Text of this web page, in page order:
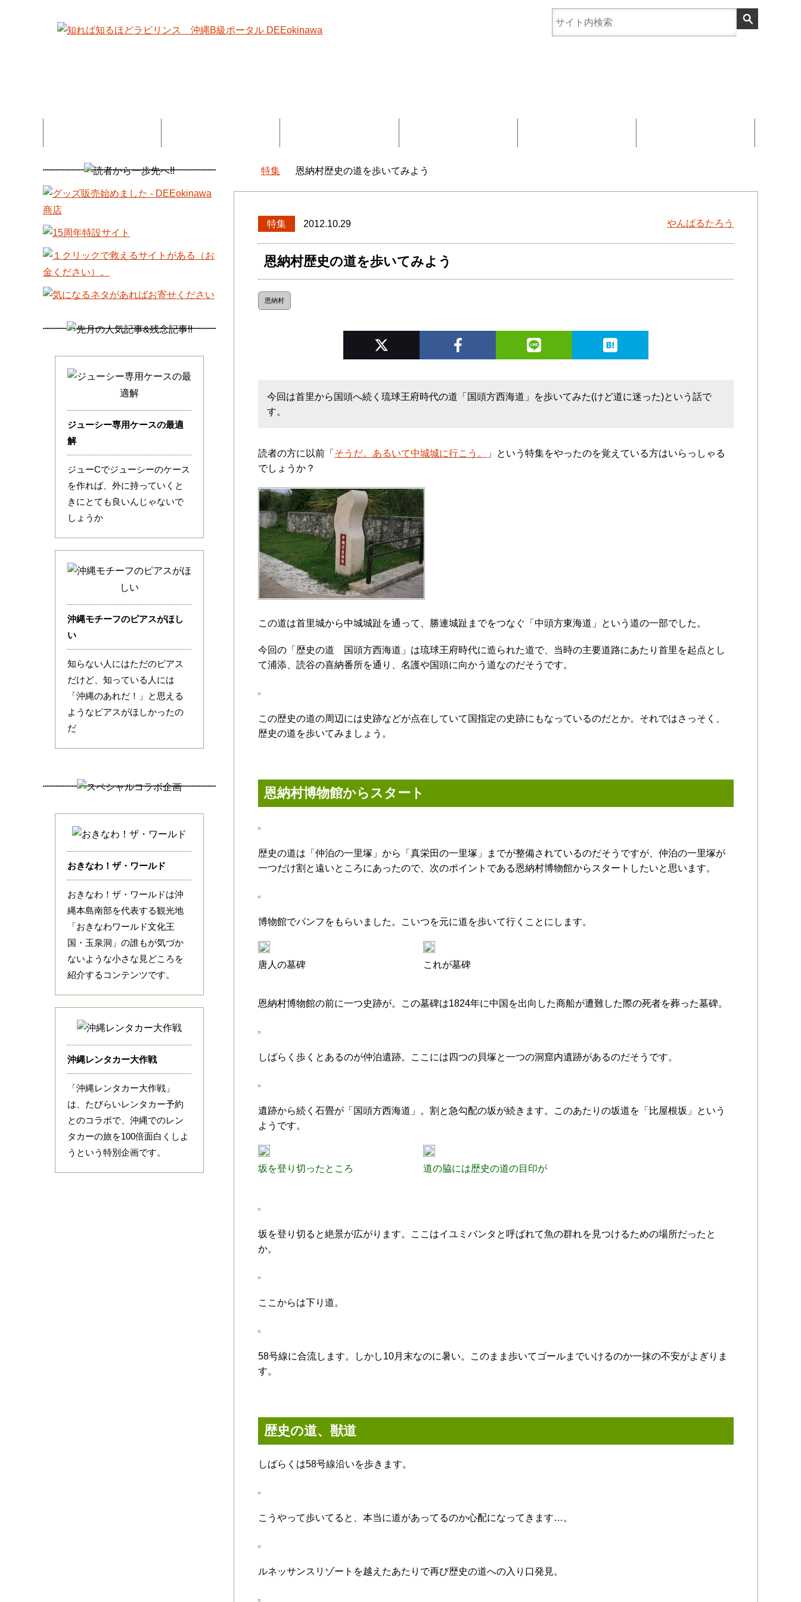
DEEokinawaトップ
特集 恩納村歴史の道を歩いてみよう
特集 2012.10.29 やんばるたろう
恩納村歴史の道を歩いてみよう
恩納村
今回は首里から国頭へ続く琉球王府時代の道「国頭方西海道」を歩いてみた(けど道に迷った)という話で
す。
読者の方に以前「 そうだ。あるいて中城城に行こう。
」という特集をやったのを覚えている方はいらっしゃる
でしょうか？
この道は首里城から中城城趾を通って、勝連城趾までをつなぐ「中頭方東海道」という道の一部でした。
今回の「歴史の道 国頭方西海道」は琉球王府時代に造られた道で、当時の主要道路にあたり首里を起点とし
て浦添、読谷の喜納番所を通り、名護や国頭に向かう道なのだそうです。
この歴史の道の周辺には史跡などが点在していて国指定の史跡にもなっているのだとか。それではさっそく、
歴史の道を歩いてみましょう。
恩納村博物館からスタート
歴史の道は「仲泊の一里塚」から「真栄田の一里塚」までが整備されているのだそうですが、仲泊の一里塚が
一つだけ割と遠いところにあったので、次のポイントである恩納村博物館からスタートしたいと思います。
博物館でパンフをもらいました。こいつを元に道を歩いて行くことにします。
唐人の墓碑 これが墓碑
恩納村博物館の前に一つ史跡が。この墓碑は1824年に中国を出向した商船が遭難した際の死者を葬った墓碑。
しばらく歩くとあるのが仲泊遺跡。ここには四つの貝塚と一つの洞窟内遺跡があるのだそうです。
遺跡から続く石畳が「国頭方西海道」。割と急勾配の坂が続きます。このあたりの坂道を「比屋根坂」という
ようです。
坂を登り切ったところ 道の脇には歴史の道の目印が
坂を登り切ると絶景が広がります。ここはイユミバンタと呼ばれて魚の群れを見つけるための場所だったと
か。
ここからは下り道。
58号線に合流します。しかし10月末なのに暑い。このまま歩いてゴールまでいけるのか一抹の不安がよぎりま
す。
歴史の道、獣道
しばらくは58号線沿いを歩きます。
こうやって歩いてると、本当に道があってるのか心配になってきます…。
ルネッサンスリゾートを越えたあたりで再び歴史の道への入り口発見。
ジューシー専用ケースの最適
解
ジューCでジューシーのケース
を作れば、外に持っていくと
きにとても良いんじゃないで
しょうか
沖縄モチーフのピアスがほし
い
知らない人にはただのピアス
だけど、知っている人には
「沖縄のあれだ！」と思える
ようなピアスがほしかったの
だ
おきなわ！ザ・ワールド
おきなわ！ザ・ワールドは沖
縄本島南部を代表する観光地
「おきなわワールド文化王
国・玉泉洞」の誰もが気づか
ないような小さな見どころを
紹介するコンテンツです。
沖縄レンタカー大作戦
「沖縄レンタカー大作戦」
は、たびらいレンタカー予約
とのコラボで、沖縄でのレン
タカーの旅を100倍面白くしよ
うという特別企画です。